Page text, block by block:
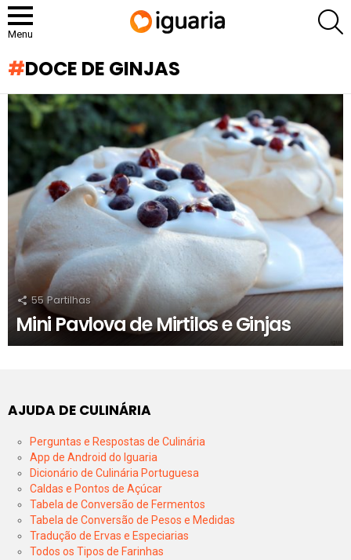
Menu
DOCE DE GINJAS
RECOMENDADOS
55 Partilhas
Mini Pavlova de Mirtilos e Ginjas
AJUDA DE CULINÁRIA
Perguntas e Respostas de Culinária
App de Android do Iguaria
Dicionário de Culinária Portuguesa
Caldas e Pontos de Açúcar
Tabela de Conversão de Fermentos
Tabela de Conversão de Pesos e Medidas
Tradução de Ervas e Especiarias
Todos os Tipos de Farinhas